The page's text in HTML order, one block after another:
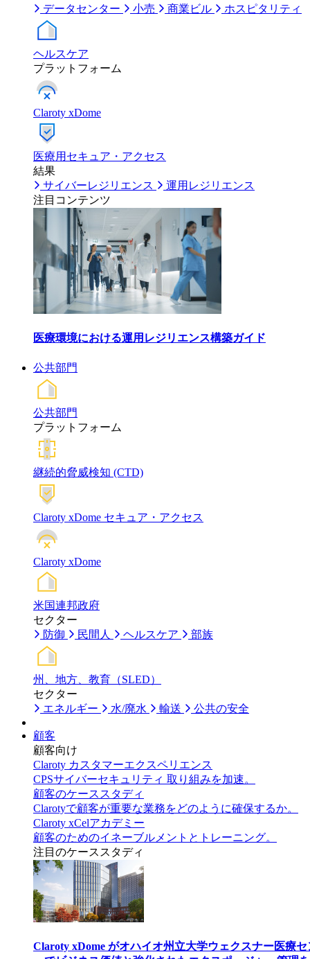
データセンター
小売 商業ビル ホスピタリティ
ヘルスケア
プラットフォーム
Claroty xDome
医療用セキュア・アクセス
結果
サイバーレジリエンス
運用レジリエンス
注目コンテンツ
医療環境における運用レジリエンス構築ガイド
公共部門
公共部門
プラットフォーム
継続的脅威検知 (CTD)
Claroty xDome セキュア・アクセス
Claroty xDome
米国連邦政府
セクター
防御
民間人 ヘルスケア 部族
州、地方、教育（SLED）
セクター
エネルギー
水/廃水 輸送 公共の安全
顧客
顧客向け
Claroty カスタマーエクスペリエンス
CPSサイバーセキュリティ 取り組みを加速。
顧客のケーススタディ
Clarotyで顧客が重要な業務をどのように確保するか。
Claroty xCelアカデミー
顧客のためのイネーブルメントとトレーニング。
注目のケーススタディ
Claroty xDome がオハイオ州立大学ウェクスナー医療セ